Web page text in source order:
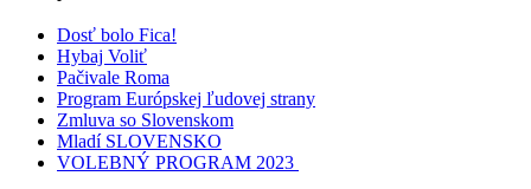
Dosť bolo Fica!
Hybaj Voliť
Pačivale Roma
Program Európskej ľudovej strany
Zmluva so Slovenskom
Mladí SLOVENSKO
VOLEBNÝ PROGRAM 2023